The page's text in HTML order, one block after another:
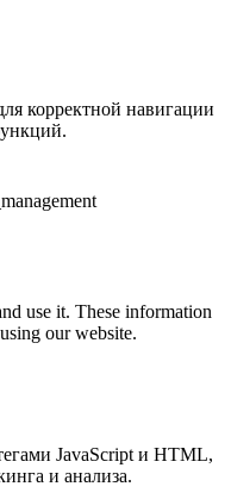
корректной навигации
use it. These information
our website.
JavaScript и HTML,
и анализа.